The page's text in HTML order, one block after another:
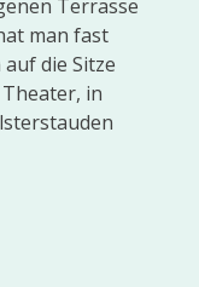
Terrasse
man fast
die Sitze
in